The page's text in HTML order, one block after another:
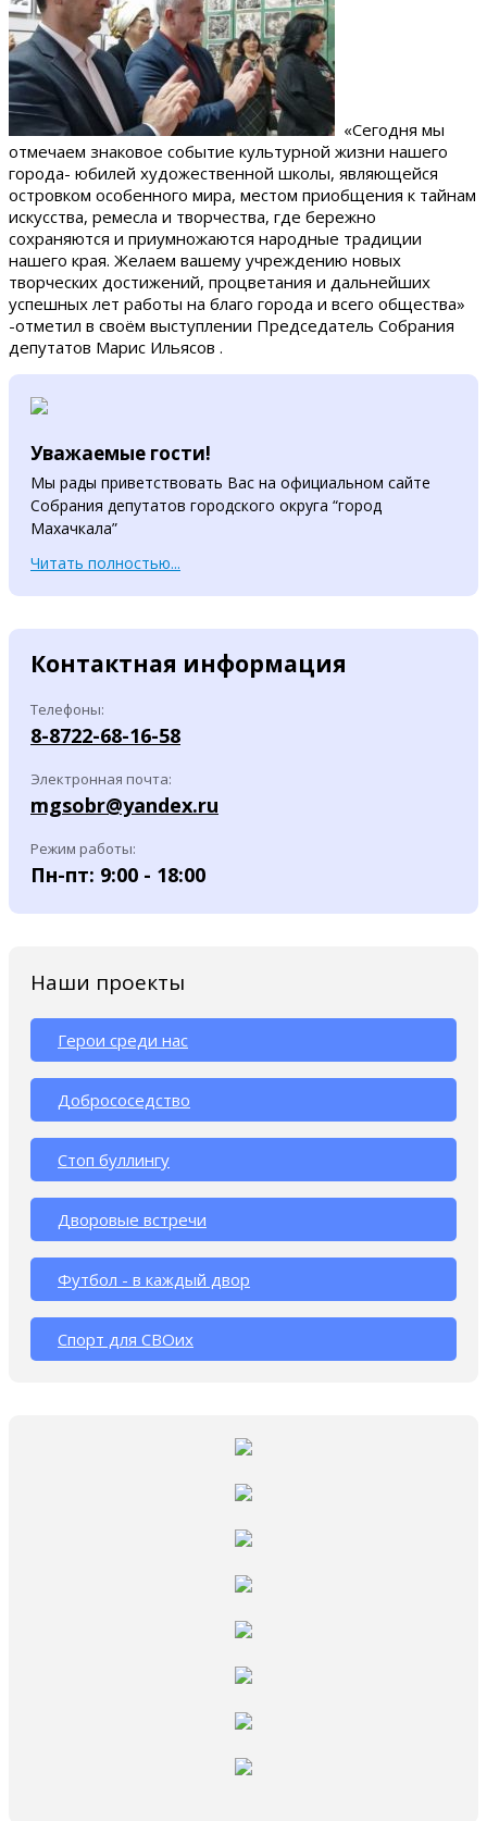
«Сегодня мы
отмечаем знаковое событие культурной жизни нашего
города- юбилей художественной школы, являющейся
островком особенного мира, местом приобщения к тайнам
искусства, ремесла и творчества, где бережно
сохраняются и приумножаются народные традиции
нашего края. Желаем вашему учреждению новых
творческих достижений, процветания и дальнейших
успешных лет работы на благо города и всего общества»
-отметил в своём выступлении Председатель Собрания
депутатов Марис Ильясов .
Уважаемые гости!
Мы рады приветствовать Вас на официальном сайте
Собрания депутатов городского округа “город
Махачкала”
Читать полностью...
Контактная информация
Телефоны:
8-8722-68-16-58
Электронная почта:
mgsobr@yandex.ru
Режим работы:
Пн-пт: 9:00 - 18:00
Наши проекты
Герои среди нас
Добрососедство
Стоп буллингу
Дворовые встречи
Футбол - в каждый двор
Спорт для СВОих